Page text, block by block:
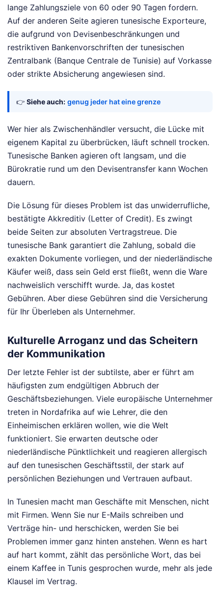
lange Zahlungsziele von 60 oder 90 Tagen fordern.
Auf der anderen Seite agieren tunesische Exporteure,
die aufgrund von Devisenbeschränkungen und
restriktiven Bankenvorschriften der tunesischen
Zentralbank (Banque Centrale de Tunisie) auf Vorkasse
oder strikte Absicherung angewiesen sind.
👉 Siehe auch: genug jeder hat eine grenze
Wer hier als Zwischenhändler versucht, die Lücke mit
eigenem Kapital zu überbrücken, läuft schnell trocken.
Tunesische Banken agieren oft langsam, und die
Bürokratie rund um den Devisentransfer kann Wochen
dauern.
Die Lösung für dieses Problem ist das unwiderrufliche,
bestätigte Akkreditiv (Letter of Credit). Es zwingt
beide Seiten zur absoluten Vertragstreue. Die
tunesische Bank garantiert die Zahlung, sobald die
exakten Dokumente vorliegen, und der niederländische
Käufer weiß, dass sein Geld erst fließt, wenn die Ware
nachweislich verschifft wurde. Ja, das kostet
Gebühren. Aber diese Gebühren sind die Versicherung
für Ihr Überleben als Unternehmer.
Kulturelle Arroganz und das Scheitern
der Kommunikation
Der letzte Fehler ist der subtilste, aber er führt am
häufigsten zum endgültigen Abbruch der
Geschäftsbeziehungen. Viele europäische Unternehmer
treten in Nordafrika auf wie Lehrer, die den
Einheimischen erklären wollen, wie die Welt
funktioniert. Sie erwarten deutsche oder
niederländische Pünktlichkeit und reagieren allergisch
auf den tunesischen Geschäftsstil, der stark auf
persönlichen Beziehungen und Vertrauen aufbaut.
In Tunesien macht man Geschäfte mit Menschen, nicht
mit Firmen. Wenn Sie nur E-Mails schreiben und
Verträge hin- und herschicken, werden Sie bei
Problemen immer ganz hinten anstehen. Wenn es hart
auf hart kommt, zählt das persönliche Wort, das bei
einem Kaffee in Tunis gesprochen wurde, mehr als jede
Klausel im Vertrag.